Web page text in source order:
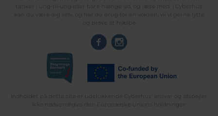
tanker i ung-til-ung eller bare hænge ud, og læse med. I Cyberhus
kan du være dig selv, og har du brug for en voksen, vil vi gerne lytte
og prøve at hjælpe
Indholdet på dette site er udelukkende Cyberhus' ansvar og afspejler
ikke nødvendigvis den Europæiske Unions holdninger.